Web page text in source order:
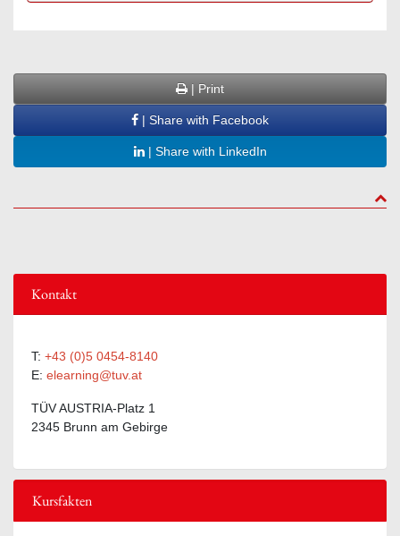
| Print
| Share with Facebook
| Share with LinkedIn
to
Kontakt
T: +43 (0)5 0454-8140
E: elearning@tuv.at
TÜV AUSTRIA-Platz 1
2345 Brunn am Gebirge
Kursfakten